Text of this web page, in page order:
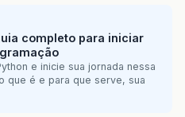
completo para iniciar
e inicie sua jornada nessa
que é e para que serve, sua